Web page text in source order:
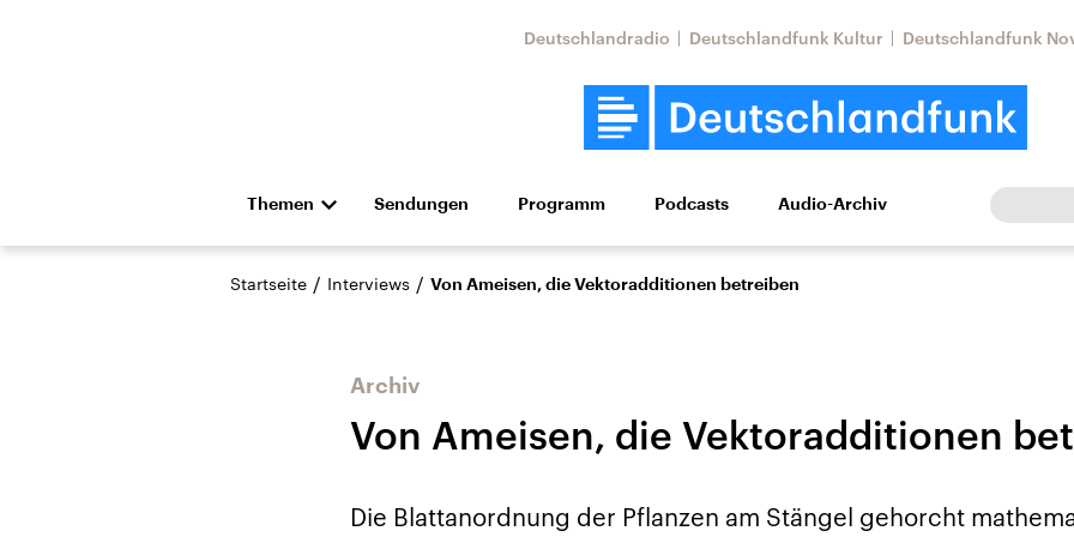
Deutschlandradio Deutschlandfunk Kultur Deutschlandfunk
Themen
Die Nachrichten Politik Wirtschaft Wissen Kultur Europa
Hörspiel und Feature Musik
Anhalt 2026
Aktuelle Beiträge,
Aktuelle Lage und
Aktuelle Lage und
Sendungen Programm Podcasts Audio-Archiv
Startseite / Interviews / Von Ameisen, die Vektoradditionen betreiben
Archiv
Von Ameisen, die Vektoradditionen
Die Blattanordnung der Pflanzen am Stängel gehorcht